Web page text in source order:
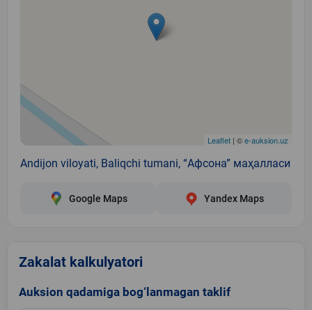
Leaflet | ©e-auksion.uz
Andijon viloyati, Baliqchi tumani, “Афсона” маҳалласи
Google Maps Yandex Maps
Zakalat kalkulyatori
Auksion qadamiga bog‘lanmagan taklif